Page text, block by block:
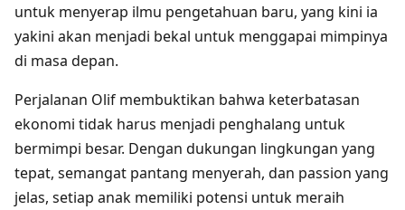
untuk menyerap ilmu pengetahuan baru, yang kini ia
yakini akan menjadi bekal untuk menggapai mimpinya
di masa depan.
Perjalanan Olif membuktikan bahwa keterbatasan
ekonomi tidak harus menjadi penghalang untuk
bermimpi besar. Dengan dukungan lingkungan yang
tepat, semangat pantang menyerah, dan passion yang
jelas, setiap anak memiliki potensi untuk meraih